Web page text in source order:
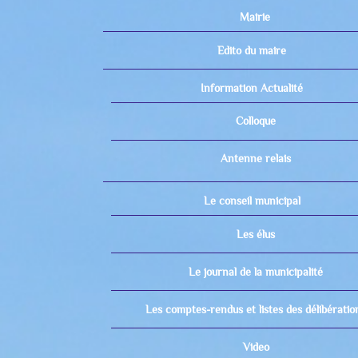
Mairie
Edito du maire
Information Actualité
Colloque
Antenne relais
Le conseil municipal
Les élus
Le journal de la municipalité
Les comptes-rendus et listes des
Video